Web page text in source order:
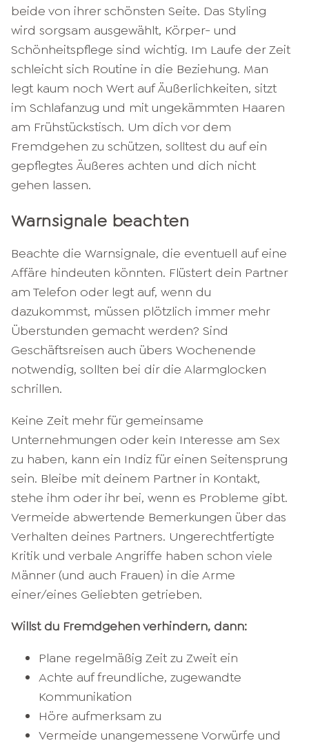
beide von ihrer schönsten Seite. Das Styling
wird sorgsam ausgewählt, Körper- und
Schönheitspflege sind wichtig. Im Laufe der Zeit
schleicht sich Routine in die Beziehung. Man
legt kaum noch Wert auf Äußerlichkeiten, sitzt
im Schlafanzug und mit ungekämmten Haaren
am Frühstückstisch. Um dich vor dem
Fremdgehen zu schützen, solltest du auf ein
gepflegtes Äußeres achten und dich nicht
gehen lassen.
Warnsignale beachten
Beachte die Warnsignale, die eventuell auf eine
Affäre hindeuten könnten. Flüstert dein Partner
am Telefon oder legt auf, wenn du
dazukommst, müssen plötzlich immer mehr
Überstunden gemacht werden? Sind
Geschäftsreisen auch übers Wochenende
notwendig, sollten bei dir die Alarmglocken
schrillen.
Keine Zeit mehr für gemeinsame
Unternehmungen oder kein Interesse am Sex
zu haben, kann ein Indiz für einen Seitensprung
sein. Bleibe mit deinem Partner in Kontakt,
stehe ihm oder ihr bei, wenn es Probleme gibt.
Vermeide abwertende Bemerkungen über das
Verhalten deines Partners. Ungerechtfertigte
Kritik und verbale Angriffe haben schon viele
Männer (und auch Frauen) in die Arme
einer/eines Geliebten getrieben.
Willst du Fremdgehen verhindern, dann:
Plane regelmäßig Zeit zu Zweit ein
Achte auf freundliche, zugewandte
Kommunikation
Höre aufmerksam zu
Vermeide unangemessene Vorwürfe und